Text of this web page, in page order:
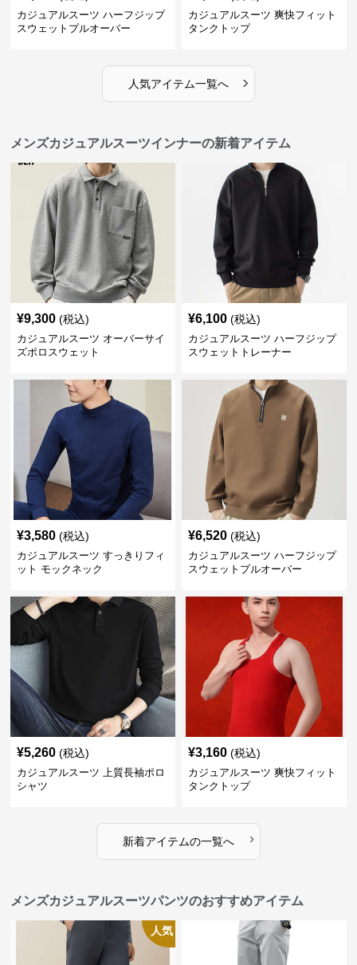
カジュアルスーツ ハーフジップ
スウェットプルオーバー
カジュアルスーツ 爽快フィット
タンクトップ
人気アイテム一覧へ ›
メンズカジュアルスーツインナーの新着アイテム
¥9,300 (税込)
カジュアルスーツ オーバーサイ
ズポロスウェット
¥6,100 (税込)
カジュアルスーツ ハーフジップ
スウェットトレーナー
¥3,580 (税込)
カジュアルスーツ すっきりフィ
ット モックネック
¥6,520 (税込)
カジュアルスーツ ハーフジップ
スウェットプルオーバー
¥5,260 (税込)
カジュアルスーツ 上質長袖ポロ
シャツ
¥3,160 (税込)
カジュアルスーツ 爽快フィット
タンクトップ
新着アイテムの一覧へ ›
メンズカジュアルスーツパンツのおすすめアイテム
人気